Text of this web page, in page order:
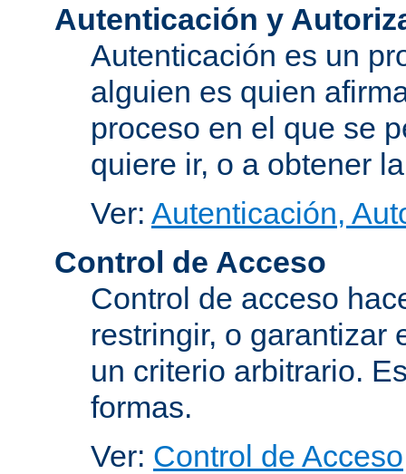
Autenticación y
Autenticación es un
alguien es quien
proceso en el que se
quiere ir, o a obtener
Ver: Autenticación,
Control de Acceso
Control de acceso
restringir, o garantizar
un criterio arbitrario.
formas.
Ver: Control de Acceso